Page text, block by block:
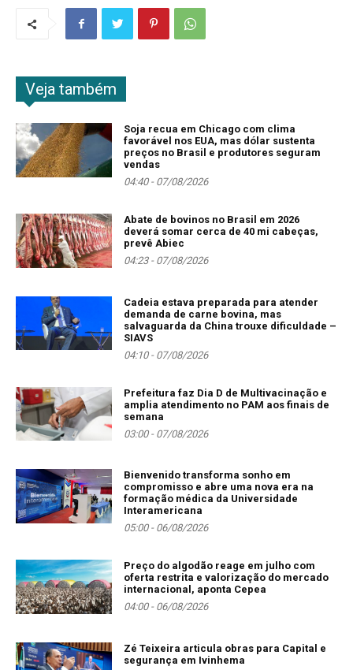
Veja também
Soja recua em Chicago com clima
favorável nos EUA, mas dólar sustenta
preços no Brasil e produtores seguram
vendas
04:40 - 07/08/2026
Abate de bovinos no Brasil em 2026
deverá somar cerca de 40 mi cabeças,
prevê Abiec
04:23 - 07/08/2026
Cadeia estava preparada para atender
demanda de carne bovina, mas
salvaguarda da China trouxe dificuldade –
SIAVS
04:10 - 07/08/2026
Prefeitura faz Dia D de Multivacinação e
amplia atendimento no PAM aos finais de
semana
03:00 - 07/08/2026
Bienvenido transforma sonho em
compromisso e abre uma nova era na
formação médica da Universidade
Interamericana
05:00 - 06/08/2026
Preço do algodão reage em julho com
oferta restrita e valorização do mercado
internacional, aponta Cepea
04:00 - 06/08/2026
Zé Teixeira articula obras para Capital e
segurança em Ivinhema